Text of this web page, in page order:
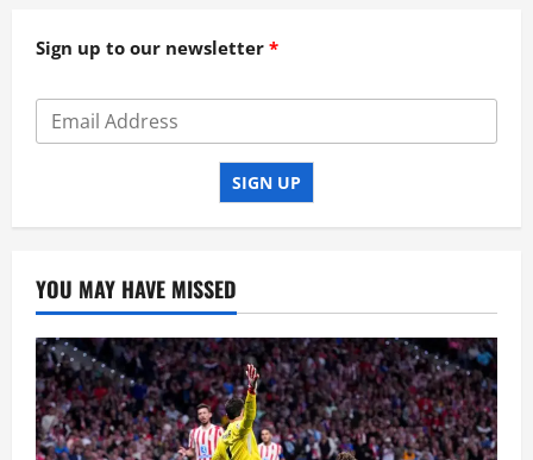
Sign up to our newsletter
SIGN UP
YOU MAY HAVE MISSED